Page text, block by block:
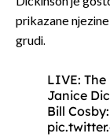
prikazane
grudi.
LIVE:
Janice
Bill Cosby: